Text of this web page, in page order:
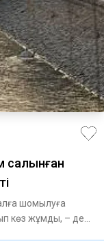
салынған
шомылуға
көз жұмды, – деп